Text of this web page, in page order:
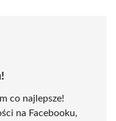
co najlepsze!
na Facebooku,